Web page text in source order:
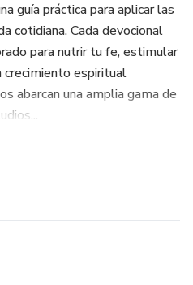
guía práctica para aplicar las
cotidiana. Cada devocional
para nutrir tu fe, estimular
espiritual
abarcan una amplia gama de